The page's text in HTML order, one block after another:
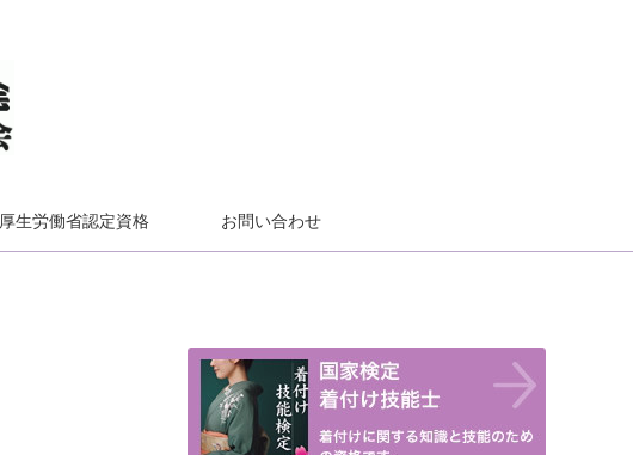
厚生労働省認定資格 お問い合わせ